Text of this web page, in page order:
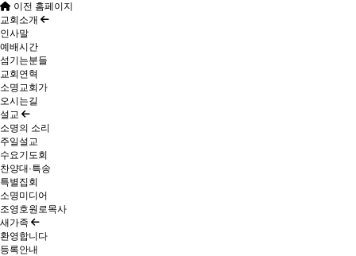
이전 홈페이지
교회소개
인사말
예배시간
섬기는분들
교회연혁
소명교회가
오시는길
설교
소명의 소리
주일설교
수요기도회
찬양대·특송
특별집회
소명미디어
조영호원로목사
새가족
환영합니다
등록안내